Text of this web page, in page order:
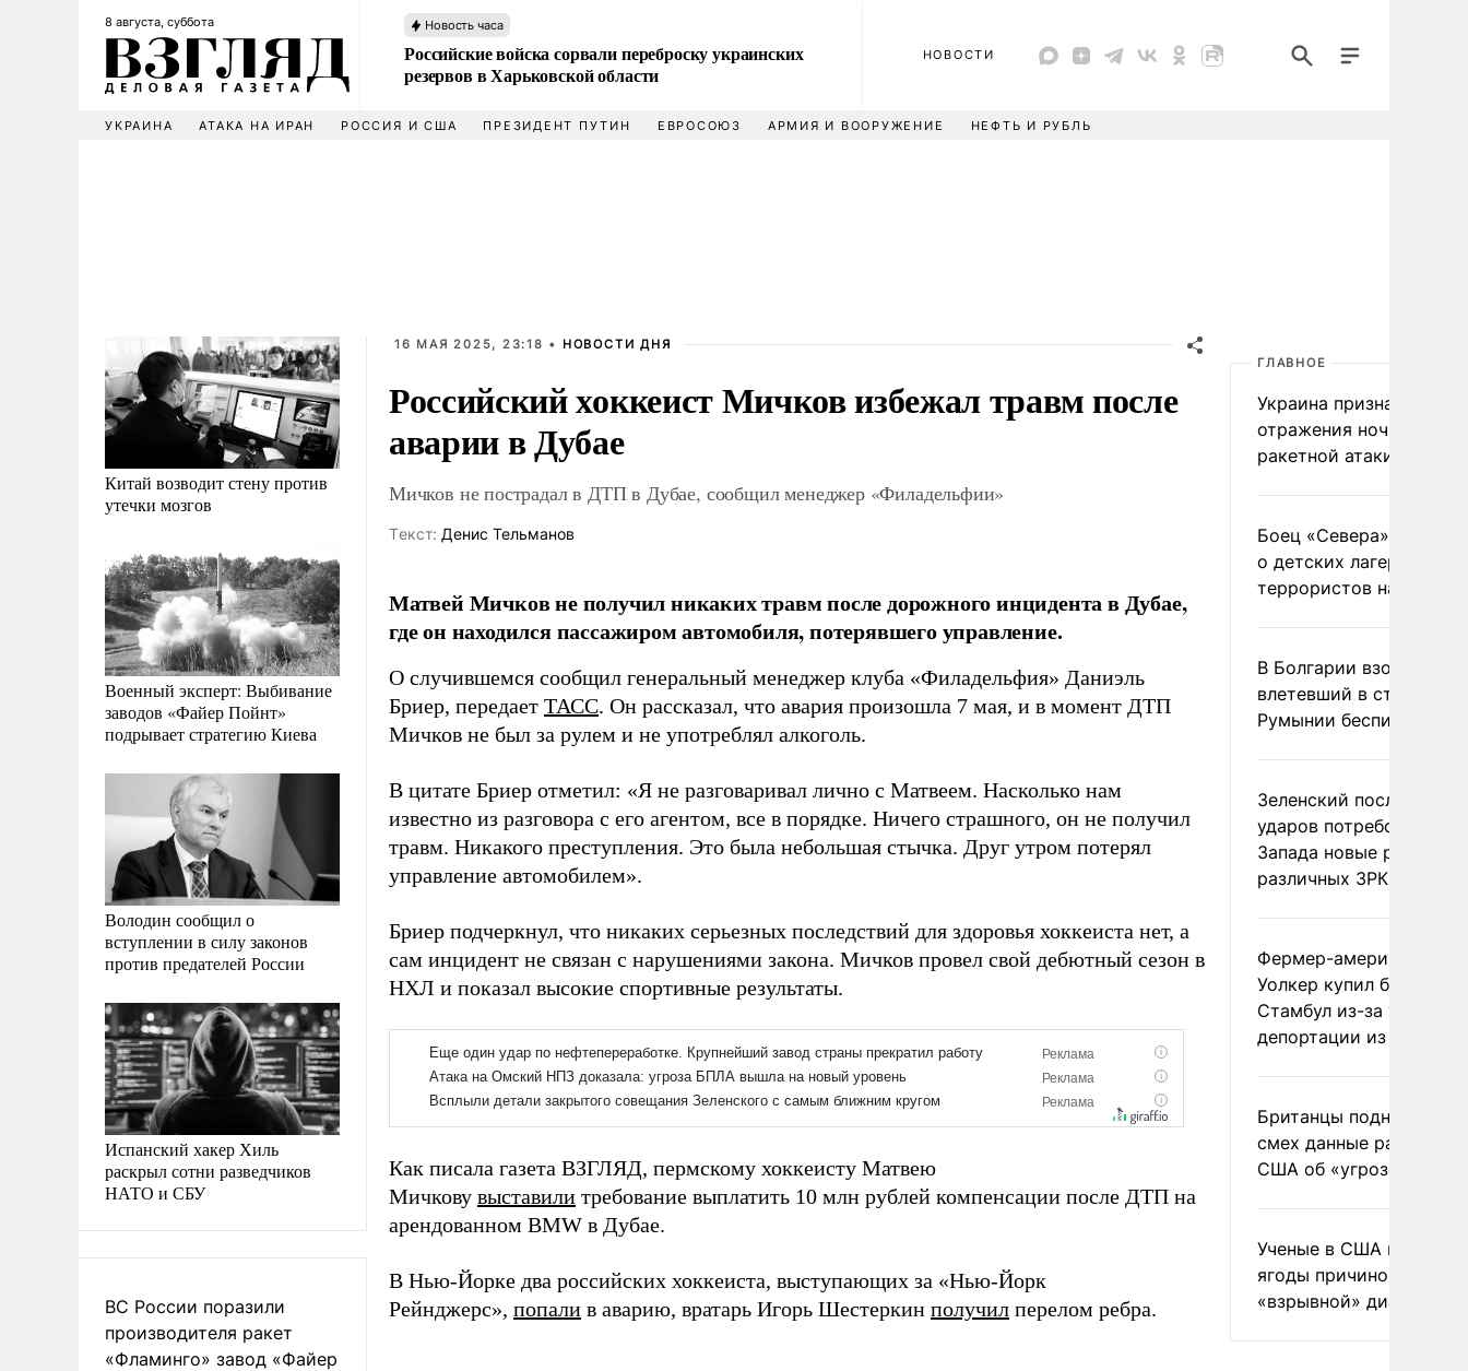
8 августа, суббота Новость часа
Российские войска сорвали переброску украинских
резервов в Харьковской области
НОВОСТИ
УКРАИНА АТАКА НА ИРАН РОССИЯ И США ПРЕЗИДЕНТ ПУТИН ЕВРОСОЮЗ АРМИЯ И ВООРУЖЕНИЕ НЕФТЬ И РУБЛЬ
Китай возводит стену против
утечки мозгов
Военный эксперт: Выбивание
заводов «Файер Пойнт»
подрывает стратегию Киева
Володин сообщил о
вступлении в силу законов
против предателей России
Испанский хакер Хиль
раскрыл сотни разведчиков
НАТО и СБУ
ВС России поразили
производителя ракет
«Фламинго» завод «Файер
16 МАЯ 2025, 23:18 • НОВОСТИ ДНЯ
Российский хоккеист Мичков избежал травм после
аварии в Дубае
Мичков не пострадал в ДТП в Дубае, сообщил менеджер «Филадельфии»
Tекст: Денис Тельманов
Матвей Мичков не получил никаких травм после дорожного инцидента в Дубае,
где он находился пассажиром автомобиля, потерявшего управление.
О случившемся сообщил генеральный менеджер клуба «Филадельфия» Даниэль
Бриер, передает ТАСС. Он рассказал, что авария произошла 7 мая, и в момент ДТП
Мичков не был за рулем и не употреблял алкоголь.
В цитате Бриер отметил: «Я не разговаривал лично с Матвеем. Насколько нам
известно из разговора с его агентом, все в порядке. Ничего страшного, он не получил
травм. Никакого преступления. Это была небольшая стычка. Друг утром потерял
управление автомобилем».
Бриер подчеркнул, что никаких серьезных последствий для здоровья хоккеиста нет, а
сам инцидент не связан с нарушениями закона. Мичков провел свой дебютный сезон в
НХЛ и показал высокие спортивные результаты.
Как писала газета ВЗГЛЯД, пермскому хоккеисту Матвею
Мичкову выставили требование выплатить 10 млн рублей компенсации после ДТП на
арендованном BMW в Дубае.
В Нью-Йорке два российских хоккеиста, выступающих за «Нью-Йорк
Рейнджерс», попали в аварию, вратарь Игорь Шестеркин получил перелом ребра.
ГЛАВНОЕ
Украина признала
отражения ночной
ракетной атаки
Боец «Севера»
о детских лагерях
террористов на
В Болгарии взорвался
влетевший в страну из
Румынии беспилотник
Зеленский после
ударов потребовал у
Запада новые ракеты
различных ЗРК
Фермер-американец
Уолкер купил билет в
Стамбул из-за угрозы
депортации из России
Британцы подняли на
смех данные разведки
США об «угрозе
Ученые в США назвали
ягоды причиной
«взрывной» диареи